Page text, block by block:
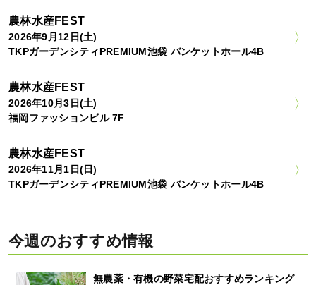
農林水産FEST
2026年9月12日(土)
TKPガーデンシティPREMIUM池袋 バンケットホール4B
農林水産FEST
2026年10月3日(土)
福岡ファッションビル 7F
農林水産FEST
2026年11月1日(日)
TKPガーデンシティPREMIUM池袋 バンケットホール4B
今週のおすすめ情報
無農薬・有機の野菜宅配おすすめランキング